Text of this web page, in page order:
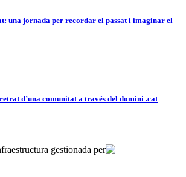
una jornada per recordar el passat i imaginar el
d’una comunitat a través del domini .cat
gestionada per